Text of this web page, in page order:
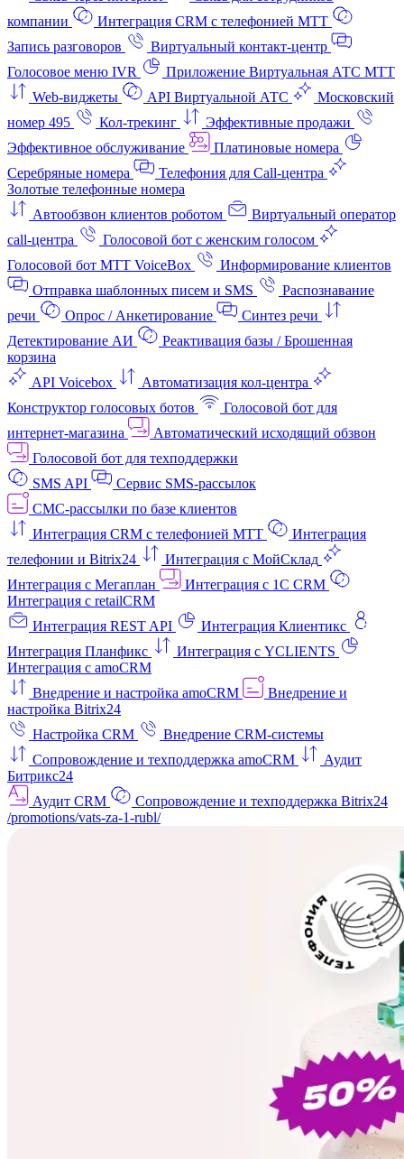
компании
Интеграция CRM с телефонией МТТ
Запись разговоров
Виртуальный контакт‑центр
Голосовое меню IVR
Приложение Виртуальная АТС МТТ
Web-виджеты
API Виртуальной АТС
Московский
номер 495
Кол-трекинг
Эффективные продажи
Эффективное обслуживание
Платиновые номера
Серебряные номера
Телефония для Call-центра
Золотые телефонные номера
Автообзвон клиентов роботом
Виртуальный оператор
call-центра
Голосовой бот с женским голосом
Голосовой бот МТТ VoiceBox
Информирование клиентов
Отправка шаблонных писем и SMS
Распознавание
речи
Опрос / Анкетирование
Синтез речи
Детектирование АИ
Реактивация базы / Брошенная
корзина
API Voicebox
Автоматизация кол‑центра
Конструктор голосовых ботов
Голосовой бот для
интернет‑магазина
Автоматический исходящий обзвон
Голосовой бот для техподдержки
SMS API
Сервис SMS-рассылок
СМС-рассылки по базе клиентов
Интеграция CRM с телефонией МТТ
Интеграция
телефонии и Bitrix24
Интеграция с МойСклад
Интеграция с Мегаплан
Интеграция с 1C CRM
Интеграция с retailCRM
Интеграция REST API
Интеграция Клиентикс
Интеграция Планфикс
Интеграция с YCLIENTS
Интеграция с amoCRM
Внедрение и настройка amoCRM
Внедрение и
настройка Bitrix24
Настройка CRM
Внедрение CRM-системы
Сопровождение и техподдержка amoCRM
Аудит
Битрикс24
Аудит CRM
Сопровождение и техподдержка Bitrix24
/promotions/vats-za-1-rubl/